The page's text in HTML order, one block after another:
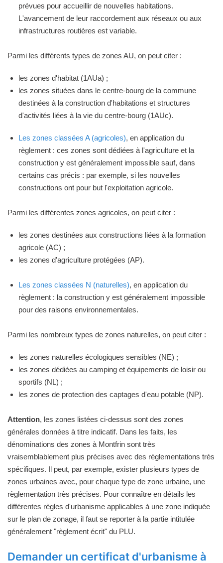
prévues pour accueillir de nouvelles habitations.
L'avancement de leur raccordement aux réseaux ou aux
infrastructures routières est variable.
Parmi les différents types de zones AU, on peut citer :
les zones d'habitat (1AUa) ;
les zones situées dans le centre-bourg de la commune
destinées à la construction d'habitations et structures
d'activités liées à la vie du centre-bourg (1AUc).
Les zones classées A (agricoles), en application du
règlement : ces zones sont dédiées à l'agriculture et la
construction y est généralement impossible sauf, dans
certains cas précis : par exemple, si les nouvelles
constructions ont pour but l'exploitation agricole.
Parmi les différentes zones agricoles, on peut citer :
les zones destinées aux constructions liées à la formation
agricole (AC) ;
les zones d'agriculture protégées (AP).
Les zones classées N (naturelles), en application du
règlement : la construction y est généralement impossible
pour des raisons environnementales.
Parmi les nombreux types de zones naturelles, on peut citer :
les zones naturelles écologiques sensibles (NE) ;
les zones dédiées au camping et équipements de loisir ou
sportifs (NL) ;
les zones de protection des captages d'eau potable (NP).
Attention, les zones listées ci-dessus sont des zones
générales données à titre indicatif. Dans les faits, les
dénominations des zones à Montfrin sont très
vraisemblablement plus précises avec des règlementations très
spécifiques. Il peut, par exemple, exister plusieurs types de
zones urbaines avec, pour chaque type de zone urbaine, une
règlementation très précises. Pour connaître en détails les
différentes règles d'urbanisme applicables à une zone indiquée
sur le plan de zonage, il faut se reporter à la partie intitulée
généralement "règlement écrit" du PLU.
Demander un certificat d'urbanisme à